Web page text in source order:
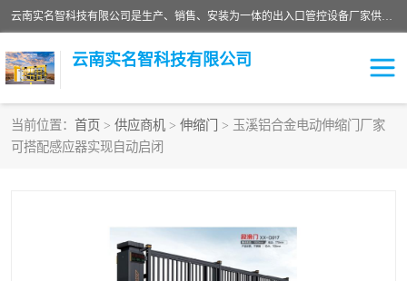
云南实名智科技有限公司是生产、销售、安装为一体的出入口管控设备厂家供应商。主营:电动伸缩门、道闸、广告道闸、重型空降闸、车牌识别、门禁通道、升降柱、岗亭、旗杆等智能设备。主营产品: 电动伸缩门,道闸门禁,车牌识别 生产、销售、安装为一体的出入口管控设备厂家源头供应商。
云南实名智科技有限公司
当前位置： 首页 > 供应商机 > 伸缩门
> 玉溪铝合金电动伸缩门厂家
可搭配感应器实现自动启闭
车牌识别门系列
通道闸系列